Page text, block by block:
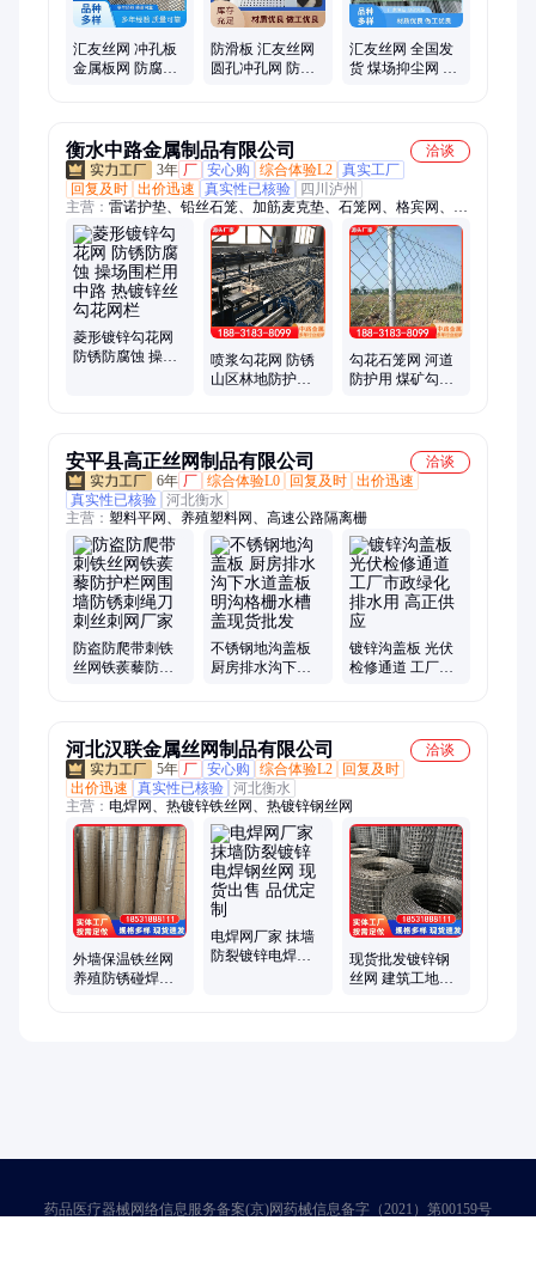
汇友丝网 冲孔板
金属板网 防腐防
防滑板 汇友丝网
圆孔冲孔网 防腐
汇友丝网 全国发
货 煤场抑尘网 有
衡水中路金属制品有限公司
洽谈
3年 厂 安心购 综合体验L2 真实工厂
回复及时 出价迅速 真实性已核验
四川泸州
主营： 雷诺护垫、铅丝石笼、加筋麦克垫、石笼网、格宾网、合
金网兜、电焊石笼网、勾花铁丝网、菱形勾花网、主动防护钢丝
网、铁丝支撑网、柔性防护网、主动边坡网、防护钢丝绳网、热
镀锌勾花网、菱形绞索绳网、柔性拦石护坡网、边坡防护网、格
宾石笼网、路面加筋网、土工布、围栏养殖、固滨笼
菱形镀锌勾花网
防锈防腐蚀 操场
喷浆勾花网 防锈
山区林地防护用
勾花石笼网 河道
防护用 煤矿勾花
安平县高正丝网制品有限公司
洽谈
6年 厂 综合体验L0 回复及时 出价迅速
真实性已核验 河北衡水
主营： 塑料平网、养殖塑料网、高速公路隔离栅
防盗防爬带刺铁
丝网铁蒺藜防护
不锈钢地沟盖板
厨房排水沟下水
镀锌沟盖板 光伏
检修通道 工厂市
河北汉联金属丝网制品有限公司
洽谈
5年 厂 安心购 综合体验L2
回复及时
出价迅速
真实性已核验 河北衡水
主营： 电焊网、热镀锌铁丝网、热镀锌钢丝网
外墙保温铁丝网
养殖防锈碰焊网
电焊网厂家 抹墙
防裂镀锌电焊钢
现货批发镀锌钢
丝网 建筑工地内
药品医疗器械网络信息服务备案(京)网药械信息备字（2021）第00159号